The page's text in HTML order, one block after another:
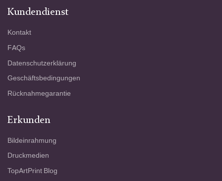
Kundendienst
Kontakt
FAQs
Datenschutzerklärung
Geschäftsbedingungen
Rücknahmegarantie
Erkunden
Bildeinrahmung
Druckmedien
TopArtPrint Blog